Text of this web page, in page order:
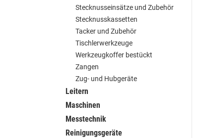
Stecknusseinsätze und Zubehör
Stecknusskassetten
Tacker und Zubehör
Tischlerwerkzeuge
Werkzeugkoffer bestückt
Zangen
Zug- und Hubgeräte
Leitern
Maschinen
Messtechnik
Reinigungsgeräte